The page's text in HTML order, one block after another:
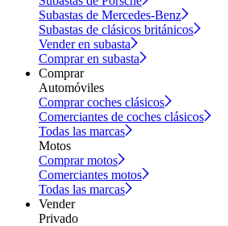
Subastas de Mercedes-Benz
Subastas de clásicos británicos
Vender en subasta
Comprar en subasta
Comprar
Automóviles
Comprar coches clásicos
Comerciantes de coches clásicos
Todas las marcas
Motos
Comprar motos
Comerciantes motos
Todas las marcas
Vender
Privado